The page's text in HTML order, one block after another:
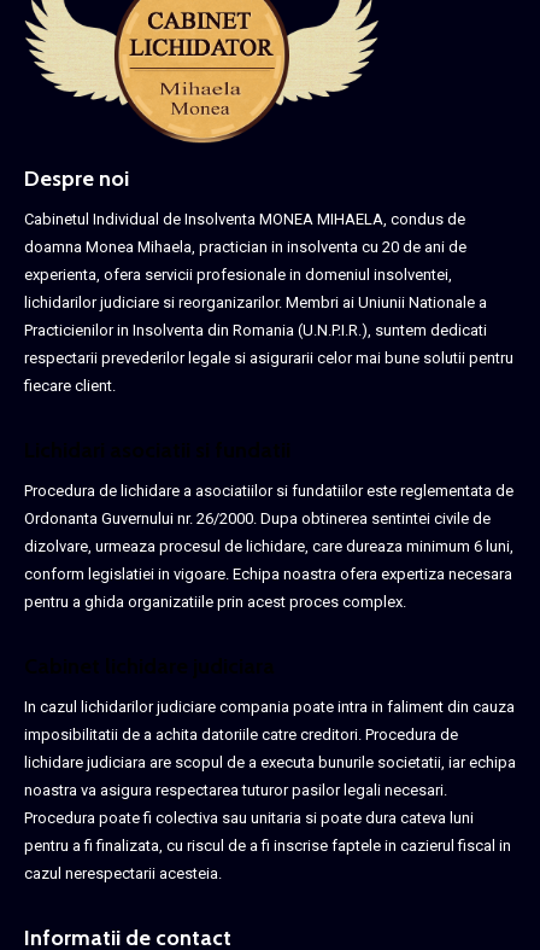
Despre noi
Cabinetul Individual de Insolventa MONEA MIHAELA, condus de
doamna Monea Mihaela, practician in insolventa cu 20 de ani de
experienta, ofera servicii profesionale in domeniul insolventei,
lichidarilor judiciare si reorganizarilor. Membri ai Uniunii Nationale a
Practicienilor in Insolventa din Romania (U.N.P.I.R.), suntem dedicati
respectarii prevederilor legale si asigurarii celor mai bune solutii pentru
fiecare client.
Procedura de lichidare a asociatiilor si fundatiilor este reglementata de
Ordonanta Guvernului nr. 26/2000. Dupa obtinerea sentintei civile de
dizolvare, urmeaza procesul de lichidare, care dureaza minimum 6 luni,
conform legislatiei in vigoare. Echipa noastra ofera expertiza necesara
pentru a ghida organizatiile prin acest proces complex.
In cazul lichidarilor judiciare compania poate intra in faliment din cauza
imposibilitatii de a achita datoriile catre creditori. Procedura de
lichidare judiciara are scopul de a executa bunurile societatii, iar echipa
noastra va asigura respectarea tuturor pasilor legali necesari.
Procedura poate fi colectiva sau unitaria si poate dura cateva luni
pentru a fi finalizata, cu riscul de a fi inscrise faptele in cazierul fiscal in
cazul nerespectarii acesteia.
Informatii de contact